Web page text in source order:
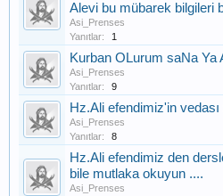
Alevi bu mübarek bilgileri
Asi_Prenses
Yanıtlar:
1
Kurban OLurum saNa Ya
Asi_Prenses
Yanıtlar:
9
Hz.Ali efendimiz'in vedası
Asi_Prenses
Yanıtlar:
8
Hz.Ali efendimiz den
bile mutlaka okuyun ....
Asi_Prenses